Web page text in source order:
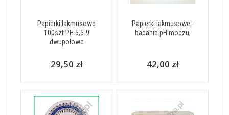
Papierki lakmusowe
100szt PH 5,5-9
dwupolowe
29,50 zł
Papierki lakmusowe -
badanie pH moczu,
42,00 zł